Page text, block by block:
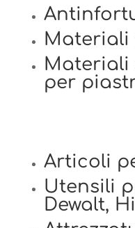
Materiali
Materiali
per
Articoli
Utensili
Dewalt,